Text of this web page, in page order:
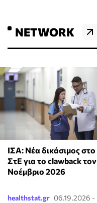
NETWORK
ΙΣΑ: Νέα δικάσιμος στο
ΣτΕ για το clawback τον
Νοέμβριο 2026
healthstat.gr 06.19.2026 -